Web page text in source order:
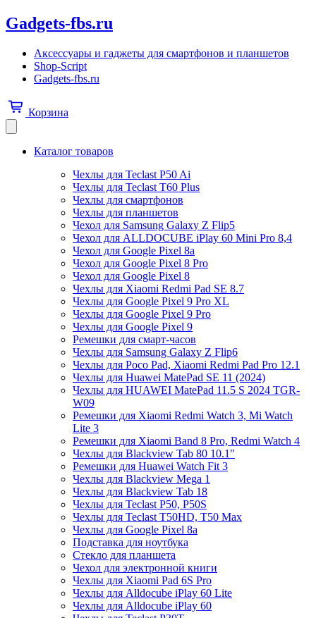
Gadgets-fbs.ru
Аксессуары и гаджеты для смартфонов и планшетов
Shop-Script
Gadgets-fbs.ru
Корзина
Каталог товаров
Чехлы для Teclast P50 Ai
Чехлы для Teclast T60 Plus
Чехлы для смартфонов
Чехлы для планшетов
Чехол для Samsung Galaxy Z Flip5
Чехол для ALLDOCUBE iPlay 60 Mini Pro 8,4
Чехол для Google Pixel 8a
Чехол для Google Pixel 8 Pro
Чехол для Google Pixel 8
Чехлы для Xiaomi Redmi Pad SE 8.7
Чехлы для Google Pixel 9 Pro XL
Чехлы для Google Pixel 9 Pro
Чехлы для Google Pixel 9
Ремешки для смарт-часов
Чехлы для Samsung Galaxy Z Flip6
Чехлы для Poco Pad, Xiaomi Redmi Pad Pro 12.1
Чехлы для Huawei MatePad SE 11 (2024)
Чехлы для HUAWEI MatePad 11.5 S 2024 TGR-
W09
Ремешки для Xiaomi Redmi Watch 3, Mi Watch
Lite 3
Ремешки для Xiaomi Band 8 Pro, Redmi Watch 4
Чехлы для Blackview Tab 80 10.1"
Ремешки для Huawei Watch Fit 3
Чехлы для Blackview Mega 1
Чехлы для Blackview Tab 18
Чехлы для Teclast P50, P50S
Чехлы для Teclast T50HD, T50 Max
Чехлы для Google Pixel 8a
Подставка для ноутбука
Стекло для планшета
Чехол для электронной книги
Чехлы для Xiaomi Pad 6S Pro
Чехлы для Alldocube iPlay 60 Lite
Чехлы для Alldocube iPlay 60